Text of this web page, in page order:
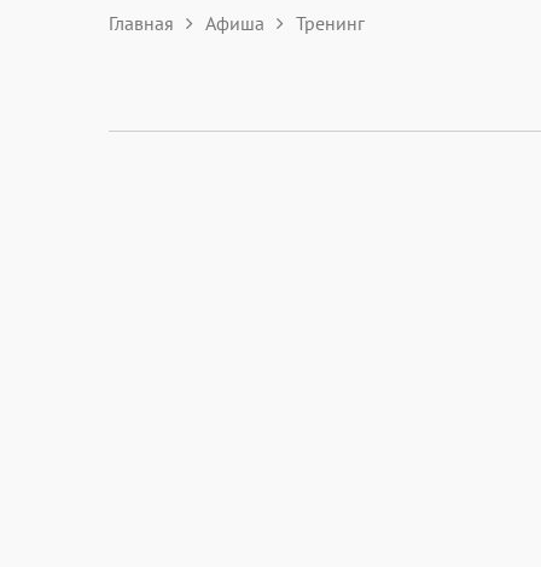
Главная Афиша Тренинг